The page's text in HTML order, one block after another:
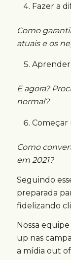
Fazer a
Como
atuais e os
Aprender
E agora?
normal?
Começar
Como
em 2021?
Seguindo
preparada
fidelizando
Nossa
up nas
a mídia out